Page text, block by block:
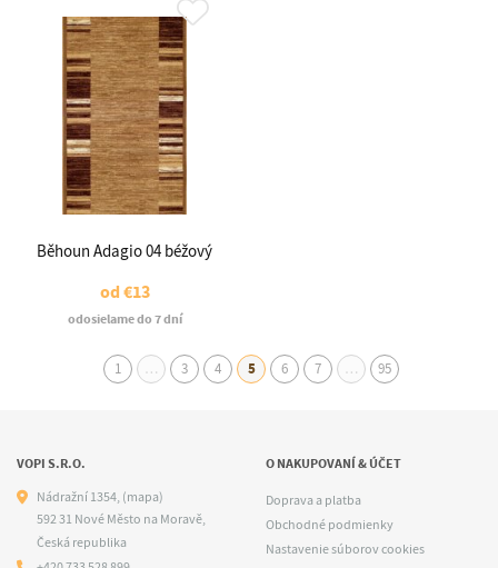
Běhoun Adagio 04 béžový
od€13
odosielame do 7 dní
1 … 3 4 5 6 7 … 95
VOPI S.R.O.
Nádražní 1354, (mapa)
592 31 Nové Město na Moravě,
Česká republika
O NAKUPOVANÍ & ÚČET
Doprava a platba
Obchodné podmienky
Nastavenie súborov cookies